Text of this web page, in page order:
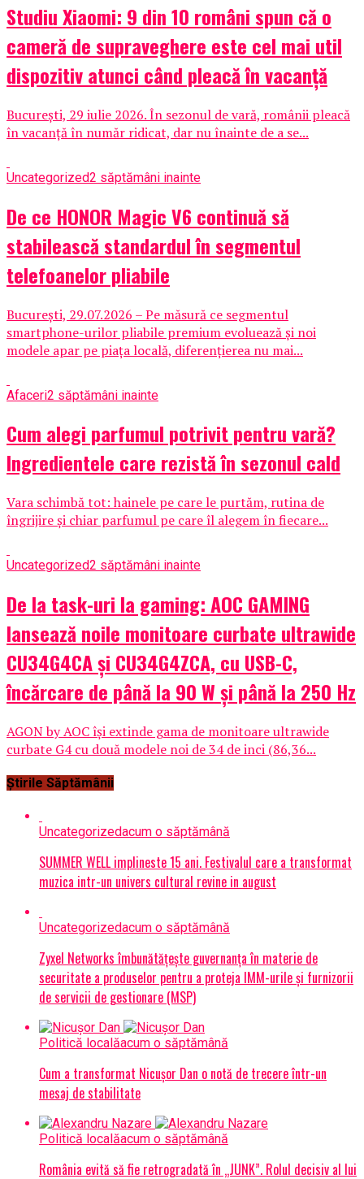
Studiu Xiaomi: 9 din 10 români spun că o
cameră de supraveghere este cel mai util
dispozitiv atunci când pleacă în vacanță
București, 29 iulie 2026. În sezonul de vară, românii pleacă
în vacanță în număr ridicat, dar nu înainte de a se...
Uncategorized2 săptămâni inainte
De ce HONOR Magic V6 continuă să
stabilească standardul în segmentul
telefoanelor pliabile
București, 29.07.2026 – Pe măsură ce segmentul
smartphone-urilor pliabile premium evoluează și noi
modele apar pe piața locală, diferențierea nu mai...
Afaceri2 săptămâni inainte
Cum alegi parfumul potrivit pentru vară?
Ingredientele care rezistă în sezonul cald
Vara schimbă tot: hainele pe care le purtăm, rutina de
îngrijire și chiar parfumul pe care îl alegem în fiecare...
Uncategorized2 săptămâni inainte
De la task-uri la gaming: AOC GAMING
lansează noile monitoare curbate ultrawide
CU34G4CA și CU34G4ZCA, cu USB-C,
încărcare de până la 90 W și până la 250 Hz
AGON by AOC își extinde gama de monitoare ultrawide
curbate G4 cu două modele noi de 34 de inci (86,36...
Știrile Săptămânii
Uncategorizedacum o săptămână
SUMMER WELL implineste 15 ani. Festivalul care a transformat
muzica intr-un univers cultural revine in august
Uncategorizedacum o săptămână
Zyxel Networks îmbunătățește guvernanța în materie de
securitate a produselor pentru a proteja IMM-urile și furnizorii
de servicii de gestionare (MSP)
Politică localăacum o săptămână
Cum a transformat Nicușor Dan o notă de trecere într-un
mesaj de stabilitate
Politică localăacum o săptămână
România evită să fie retrogradată în „JUNK”. Rolul decisiv al lui